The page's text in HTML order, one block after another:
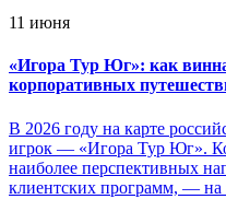
11 июня
«Игора Тур Юг»: как
корпоративных
В 2026 году на карте
игрок — «Игора Тур Юг».
наиболее перспективных
клиентских программ, — на